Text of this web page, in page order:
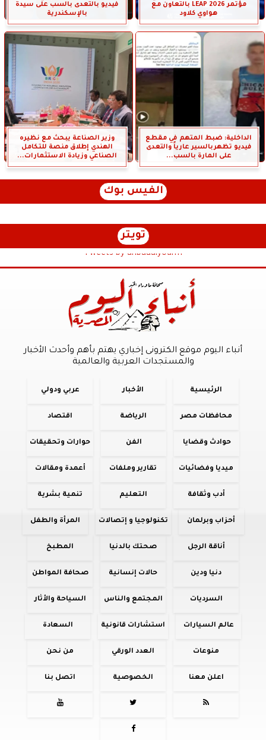
مؤتمر LEAP 2026 بالتعاون مع
هواوي كلاود
فيديو بالتعدى بالسب على سيدة
بالإسكندرية
الداخلية: ضبط المتهم في مقطع
فيديو تظهربالسير عارياً والتعدى
على المارة بالسب...
وزير الصناعة يبحث مع نظيره
الهندي إطلاق منصة للتكامل
الصناعي وزيادة الاستثمارات...
الفيس بوك
تويتر
Tweets by anbaaalyoum1
أنباء اليوم موقع الكترونى إخباري يهتم بأهم وأحدث الأخبار
والمستجدات العربية والعالمية
الرئيسية الأخبار عربي ودولي
محافظات مصر الرياضة اقتصاد
حوادث وقضايا الفن حوارات وتحقيقات
ميديا وفضائيات تقارير وملفات أعمدة ومقالات
أدب وثقافة التعليم تنمية بشرية
أحزاب وبرلمان تكنولوجيا و إتصالات المرأة والطفل
أناقة الرجل صحتك بالدنيا المطبخ
دنيا ودين حالات إنسانية صحافة المواطن
السرديات المجتمع والناس السياحة والأثار
عالم السيارات استشارات قانونية السعادة
منوعات العدد الورقي من نحن
اعلن معنا الخصوصية اتصل بنا



